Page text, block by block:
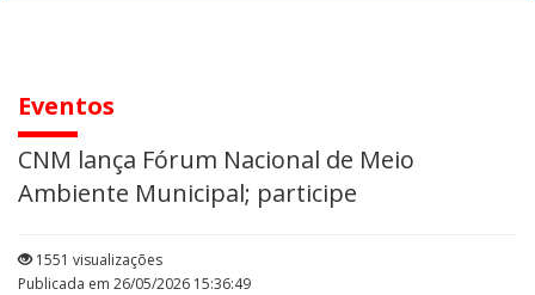
Eventos
CNM lança Fórum Nacional de Meio
Ambiente Municipal; participe
1551 visualizações
Publicada em 26/05/2026 15:36:49